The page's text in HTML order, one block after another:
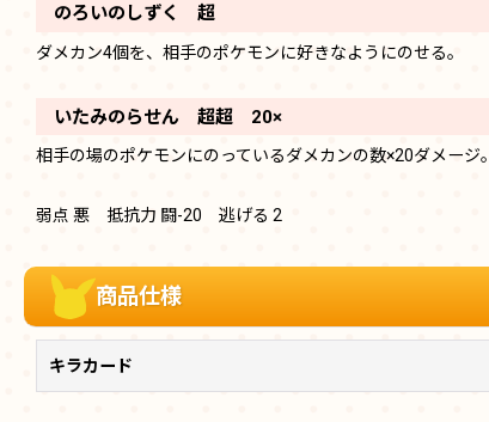
のろいのしずく 超
ダメカン4個を、相手のポケモンに好きなようにのせる。
いたみのらせん 超超 20×
相手の場のポケモンにのっているダメカンの数×20ダメージ。
弱点 悪 抵抗力 闘-20 逃げる 2
商品仕様
キラカード